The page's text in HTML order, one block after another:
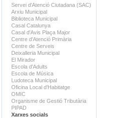
Servei d'Atenció Ciutadana (SAC)
Arxiu Municipal
Biblioteca Municipal
Casal Catalunya
Casal d'Avis Plaça Major
Centre d'Atenció Primària
Centre de Serveis
Deixalleria Municipal
El Mirador
Escola d'Adults
Escola de Música
Ludoteca Municipal
Oficina Local d'Habitatge
OMIC
Organisme de Gestió Tributària
PIPAD
Xarxes socials